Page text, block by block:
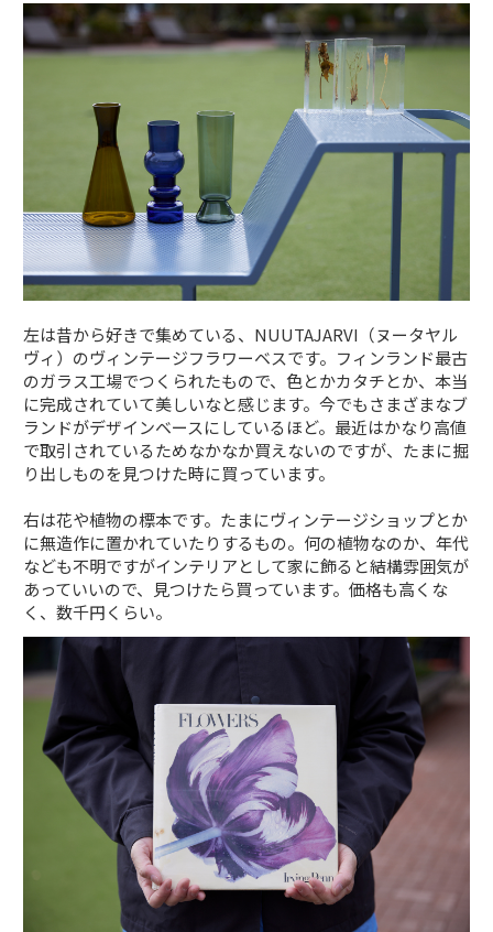
左は昔から好きで集めている、NUUTAJARVI（ヌータヤル
ヴィ）のヴィンテージフラワーベスです。フィンランド最古
のガラス工場でつくられたもので、色とかカタチとか、本当
に完成されていて美しいなと感じます。今でもさまざまなブ
ランドがデザインベースにしているほど。最近はかなり高値
で取引されているためなかなか買えないのですが、たまに掘
り出しものを見つけた時に買っています。
右は花や植物の標本です。たまにヴィンテージショップとか
に無造作に置かれていたりするもの。何の植物なのか、年代
なども不明ですがインテリアとして家に飾ると結構雰囲気が
あっていいので、見つけたら買っています。価格も高くな
く、数千円くらい。